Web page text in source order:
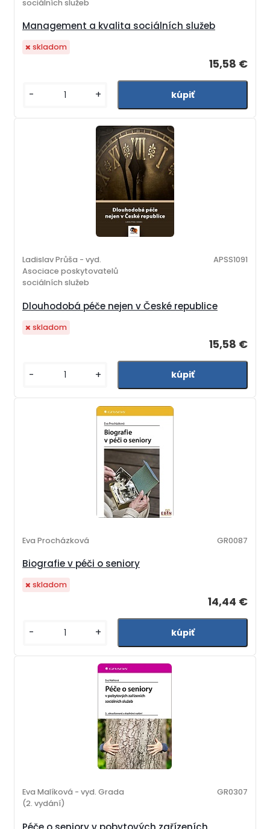
Management a kvalita sociálních služeb
sociálních služeb
15,58 €
skladom
- +
Dlouhodobá péče nejen v České republice
Ladislav Průša - vyd.
Asociace poskytovatelů
sociálních služeb
APSS1091
15,58 €
skladom
- +
Biografie v péči o seniory
Eva Procházková GR0087
14,44 €
skladom
- +
Eva Malíková - vyd. Grada
(2. vydání)
GR0307